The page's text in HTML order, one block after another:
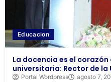
Educacion
La docencia es el
universitaria: Rector de la
Portal Wordpress agosto 7,